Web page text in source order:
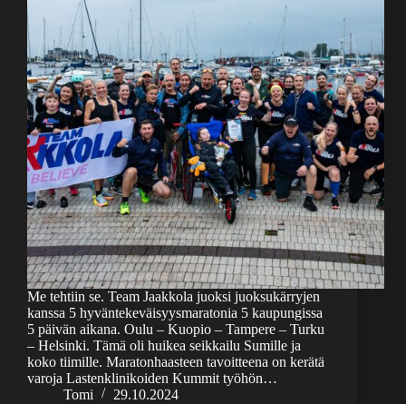
Me tehtiin se. Team Jaakkola juoksi juoksukärryjen
kanssa 5 hyväntekeväisyysmaratonia 5 kaupungissa
5 päivän aikana. Oulu – Kuopio – Tampere – Turku
– Helsinki. Tämä oli huikea seikkailu Sumille ja
koko tiimille. Maratonhaasteen tavoitteena on kerätä
varoja Lastenklinikoiden Kummit työhön…
Tomi
29.10.2024